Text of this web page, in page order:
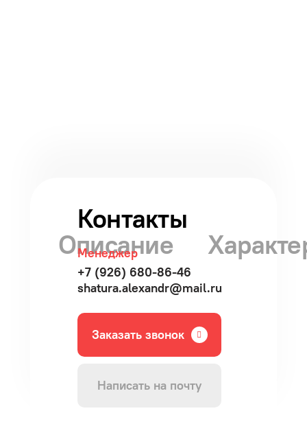
Описание
Контакты
Менеджер
+7 (926) 680-86-46
shatura.alexandr@mail.ru
Заказать звонок
Написать на почту